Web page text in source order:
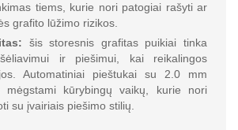
tiems, kurie nori patogiai rašyti ar
grafito lūžimo rizikos.
šis storesnis grafitas puikiai tinka
ir piešimui, kai reikalingos
Automatiniai pieštukai su 2.0 mm
mėgstami kūrybingų vaikų, kurie nori
su įvairiais piešimo stilių.